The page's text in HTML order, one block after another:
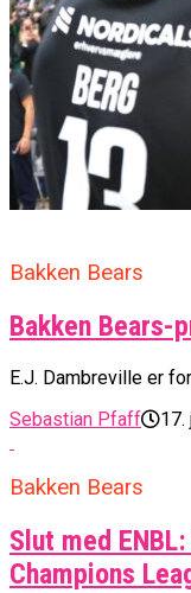
Bakken Bears
Bakken
E.J. Dambreville er
Sebastian Pfaff
17.
Bakken Bears
Slut med
Champions